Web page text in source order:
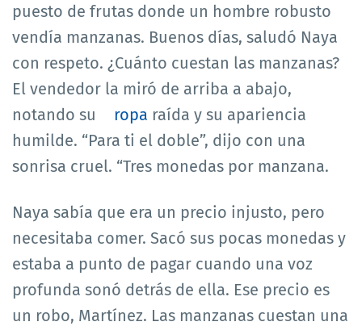
puesto de frutas donde un hombre robusto
vendía manzanas. Buenos días, saludó Naya
con respeto. ¿Cuánto cuestan las manzanas?
El vendedor la miró de arriba a abajo,
notando su
ropa raída y su apariencia
humilde. “Para ti el doble”, dijo con una
sonrisa cruel. “Tres monedas por manzana.
Naya sabía que era un precio injusto, pero
necesitaba comer. Sacó sus pocas monedas y
estaba a punto de pagar cuando una voz
profunda sonó detrás de ella. Ese precio es
un robo, Martínez. Las manzanas cuestan una